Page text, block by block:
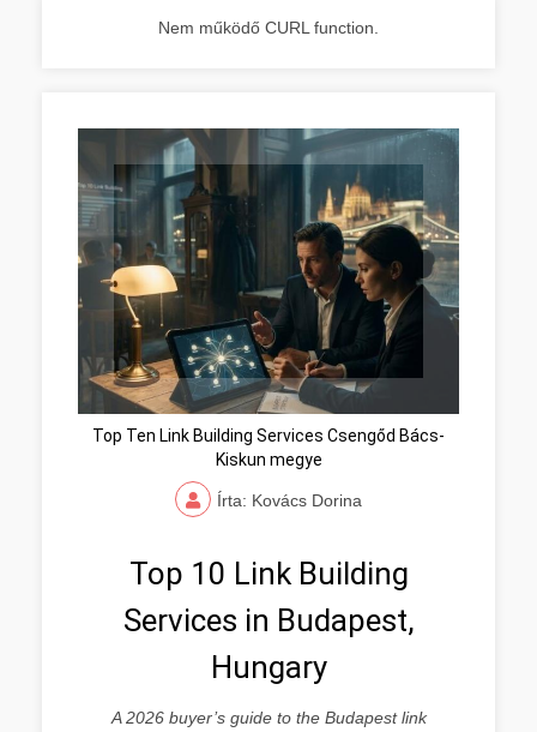
Nem működő CURL function.
Top Ten Link Building Services Csengőd Bács-
Kiskun megye
Írta: Kovács Dorina
Top 10 Link Building
Services in Budapest,
Hungary
A 2026 buyer’s guide to the Budapest link